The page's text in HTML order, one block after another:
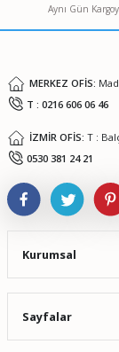
Ürün fiyatı
Aynı Gün
MERKEZ OFİS:
T : 0216 606 06 46
İZMİR OFİS: T :
0530 381 24 21
Kurumsal
Sayfalar